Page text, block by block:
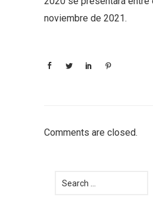
noviembre de 2021.
Comments are closed.